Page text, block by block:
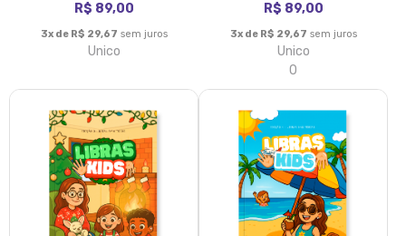
R$ 89,00
3x de R$ 29,67 sem juros
Unico
R$ 89,00
3x de R$ 29,67 sem juros
Unico
0